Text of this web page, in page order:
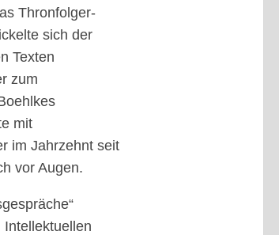
Thronfolger-
sich der
Texten
zum
mit
im Jahrzehnt seit
vor Augen.